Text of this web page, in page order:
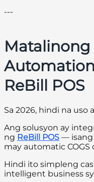
---
Matalinong
ReBill POS
Sa 2026, hindi na
Ang solusyon ay
ng ReBill POS — isang
may automatic COGS
Hindi ito simpleng
intelligent business